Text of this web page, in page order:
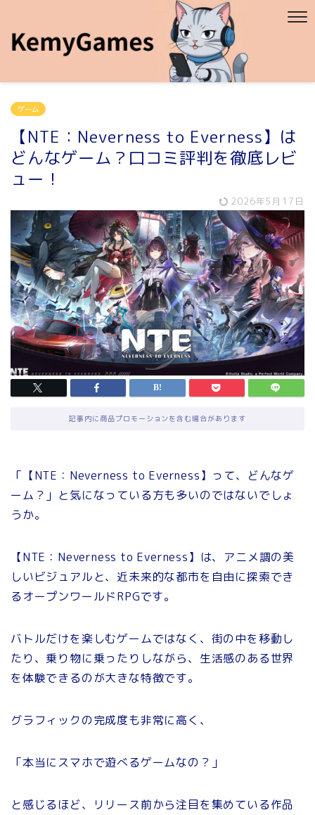
ゲーム
【NTE：Neverness to Everness】は
どんなゲーム？口コミ評判を徹底レビ
ュー！
2026年5月17日
記事内に商品プロモーションを含む場合があります
「【NTE：Neverness to Everness】って、どんなゲ
ーム？」と気になっている方も多いのではないでしょ
うか。
【NTE：Neverness to Everness】は、アニメ調の美
しいビジュアルと、近未来的な都市を自由に探索でき
るオープンワールドRPGです。
バトルだけを楽しむゲームではなく、街の中を移動し
たり、乗り物に乗ったりしながら、生活感のある世界
を体験できるのが大きな特徴です。
グラフィックの完成度も非常に高く、
「本当にスマホで遊べるゲームなの？」
と感じるほど、リリース前から注目を集めている作品